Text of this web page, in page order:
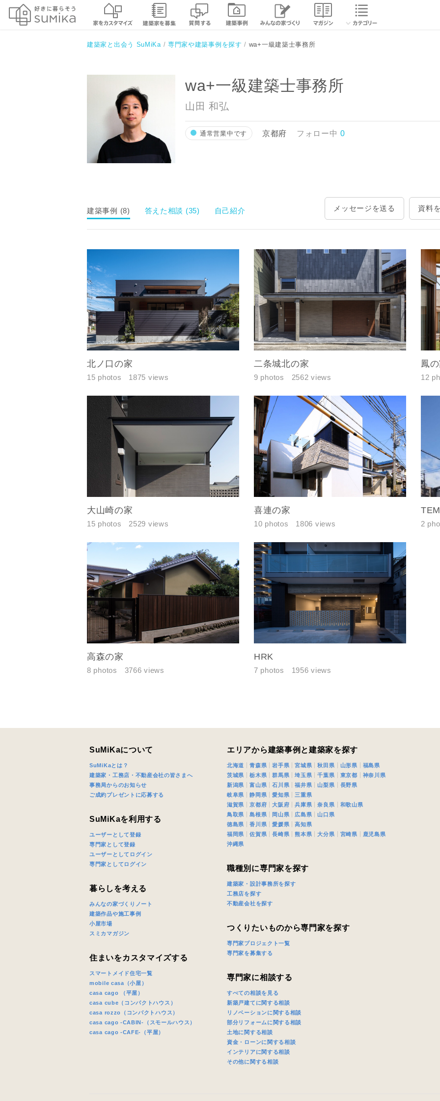
建築家と出会う SuMiKa 専門家や建築事例を探す wa+一級建築士事務所
wa+一級建築士事務所 相談する
wa+一級建築士事務所
山田 和弘
通常営業中です 京都府 フォロー中 0
建築事例 (8) 答えた相談 (35) 自己紹介 メッセージを送る 資料
北ノ口の家
15 photos 1875 views
二条城北の家
9 photos 2562 views
鳳
12
大山崎の家
15 photos 2529 views
喜連の家
10 photos 1806 views
TEM
2
高森の家
8 photos 3766 views
HRK
7 photos 1956 views
お名前
ご住所 郵便番号 -
都道府県
市区町村
町名
建築予定地
希望の予算 万円〜
資料請求にあたっての注意事項
当社は，当社のプライバシーポリシー
に則って，いただいた情報を利用します。
当社はお客様からいただいた個人情報を，お客様が指定された専門家へ提供すること、ま
スのご案内のために利用します。
当社は、本サービス又は利用契約に関し，お客様に発生した損害について、債務不履行責
任、その他の法律上の請求原因の如何を問わず賠償の責任を負わないものとします。
当社は、お客様が本サービスを利用することにより第三者との間で生じた紛争等について
キャンセル
専門家の都合により、資料の送付が遅くなったり、送付できない場合がありま
じめご了承ください。
閉じる
閉じる
閉じる
SuMiKaについて
SuMiKaとは？
建築家・工務店・不動産会社の皆さまへ
事務局からのお知らせ
ご成約プレゼントに応募する
SuMiKaを利用する
ユーザーとして登録
専門家として登録
ユーザーとしてログイン
専門家としてログイン
暮らしを考える
みんなの家づくりノート
建築作品や施工事例
小屋市場
スミカマガジン
住まいをカスタマイズする
スマートメイド住宅一覧
mobile casa（小屋）
casa cago （平屋）
casa cube（コンパクトハウス）
casa rozzo（コンパクトハウス）
casa cago -CABIN-（スモールハウス）
casa cago -CAFE-（平屋）
エリアから建築事例と建築家を探す
北海道 青森県 岩手県 宮城県 秋田県 山形県
福島県
茨城県
栃木県 群馬県 埼玉県 千葉県 東京都
神奈川県
新潟県
富山県 石川県 福井県 山梨県
長野県
岐阜県
静岡県 愛知県
三重県
滋賀県
京都府 大阪府 兵庫県 奈良県
和歌山県
鳥取県
島根県 岡山県 広島県
山口県
徳島県
香川県 愛媛県
高知県
福岡県
佐賀県 長崎県 熊本県 大分県 宮崎県
鹿児島県
沖縄県
職種別に専門家を探す
建築家・設計事務所を探す
工務店を探す
不動産会社を探す
つくりたいものから専門家を探す
専門家プロジェクト一覧
専門家を募集する
専門家に相談する
すべての相談を見る
新築戸建てに関する相談
リノベーションに関する相談
部分リフォームに関する相談
土地に関する相談
資金・ローンに関する相談
インテリアに関する相談
その他に関する相談